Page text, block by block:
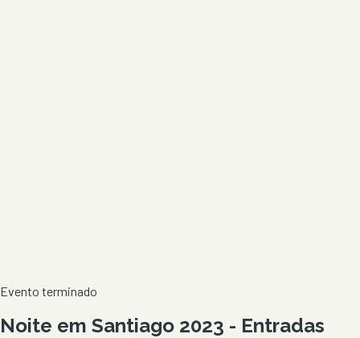
Evento terminado
Noite em Santiago 2023 - Entradas